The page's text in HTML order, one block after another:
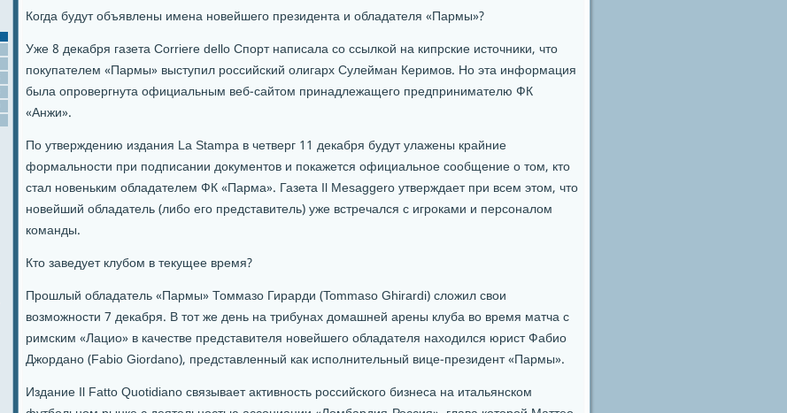
Когда будут объявлены имена новейшего президента и обладателя «Пармы»?
Уже 8 декабря газета Corriere dello Спорт написала со ссылкой на кипрские источники, что
покупателем «Пармы» выступил российский олигарх Сулейман Керимов. Но эта информация
была опровергнута официальным веб-сайтом принадлежащего предпринимателю ФК
«Анжи».
По утверждению издания La Stampa в четверг 11 декабря будут улажены крайние
формальности при подписании документов и покажется официальное сообщение о том, кто
стал новеньким обладателем ФК «Парма». Газета Il Mesaggero утверждает при всем этом, что
новейший обладатель (либо его представитель) уже встречался с игроками и персоналом
команды.
Кто заведует клубом в текущее время?
Прошлый обладатель «Пармы» Томмазо Гирарди (Tommaso Ghirardi) сложил свои
возможности 7 декабря. В тот же день на трибунах домашней арены клуба во время матча с
римским «Лацио» в качестве представителя новейшего обладателя находился юрист Фабио
Джордано (Fabio Giordano), представленный как исполнительный вице-президент «Пармы».
Издание Il Fatto Quotidiano связывает активность российского бизнеса на итальянском